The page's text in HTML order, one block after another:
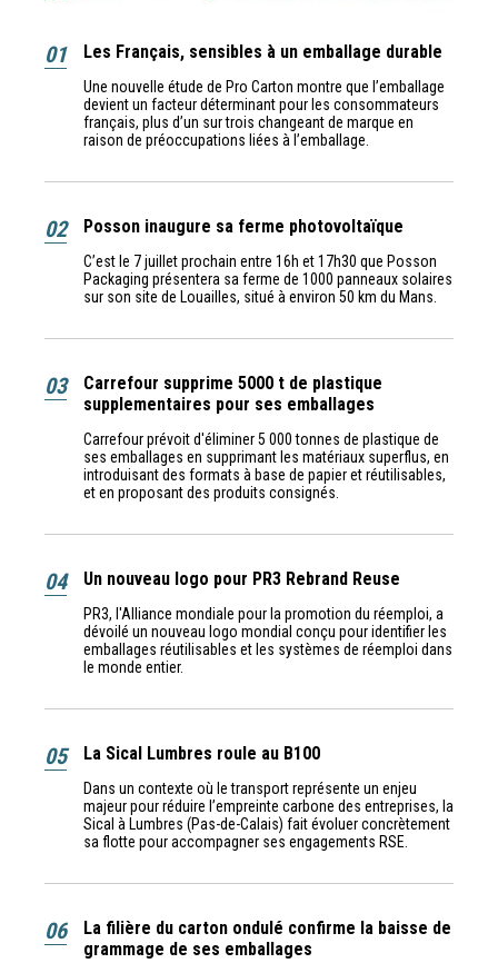
01 Les Français, sensibles à un emballage durable
Une nouvelle étude de Pro Carton montre que l’emballage
devient un facteur déterminant pour les consommateurs
français, plus d’un sur trois changeant de marque en
raison de préoccupations liées à l’emballage.
02 Posson inaugure sa ferme photovoltaïque
C’est le 7 juillet prochain entre 16h et 17h30 que Posson
Packaging présentera sa ferme de 1000 panneaux solaires
sur son site de Louailles, situé à environ 50 km du Mans.
03
Carrefour supprime 5000 t de plastique
supplementaires pour ses emballages
Carrefour prévoit d'éliminer 5 000 tonnes de plastique de
ses emballages en supprimant les matériaux superflus, en
introduisant des formats à base de papier et réutilisables,
et en proposant des produits consignés.
04 Un nouveau logo pour PR3 Rebrand Reuse
PR3, l'Alliance mondiale pour la promotion du réemploi, a
dévoilé un nouveau logo mondial conçu pour identifier les
emballages réutilisables et les systèmes de réemploi dans
le monde entier.
05 La Sical Lumbres roule au B100
Dans un contexte où le transport représente un enjeu
majeur pour réduire l’empreinte carbone des entreprises, la
Sical à Lumbres (Pas-de-Calais) fait évoluer concrètement
sa flotte pour accompagner ses engagements RSE.
06
La filière du carton ondulé confirme la baisse de
grammage de ses emballages